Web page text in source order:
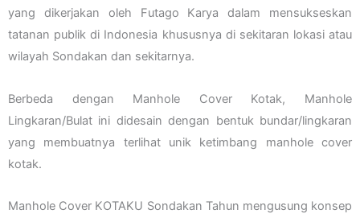
yang dikerjakan oleh Futago Karya dalam mensukseskan
tatanan publik di Indonesia khususnya di sekitaran lokasi atau
wilayah Sondakan dan sekitarnya.
Berbeda dengan Manhole Cover Kotak, Manhole
Lingkaran/Bulat ini didesain dengan bentuk bundar/lingkaran
yang membuatnya terlihat unik ketimbang manhole cover
kotak.
Manhole Cover KOTAKU Sondakan Tahun mengusung konsep